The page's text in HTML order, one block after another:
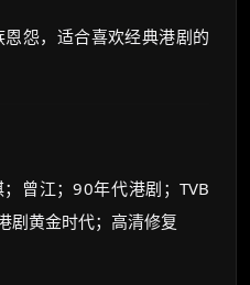
怨，适合喜欢经典港剧的
曾江；90年代港剧；TVB
剧黄金时代；高清修复